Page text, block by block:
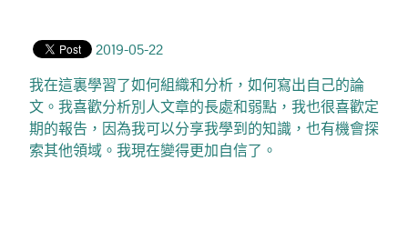
2019-05-22
我在這裏學習了如何組織和分析，如何寫出自己的論
文。我喜歡分析別人文章的長處和弱點，我也很喜歡定
期的報告，因為我可以分享我學到的知識，也有機會探
索其他領域。我現在變得更加自信了。